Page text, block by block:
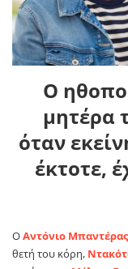
Ο
μητέρα
όταν
έκτοτε,
ΟΑντόνιο Μπαντέρας
θετή του κόρη,